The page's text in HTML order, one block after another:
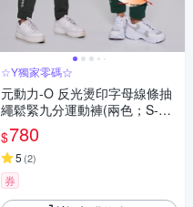
☆Y獨家零碼☆
元動力-O 反光燙印字母線條抽
繩鬆緊九分運動褲(兩色；S-L)4
223256808
$780
5 (2)
券